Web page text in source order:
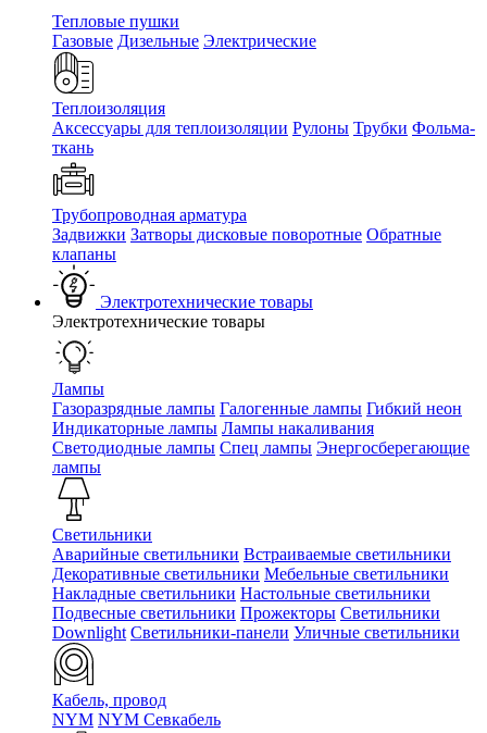
Тепловые пушки
Газовые Дизельные Электрические
Теплоизоляция
Аксессуары для теплоизоляции Рулоны Трубки Фольма-
ткань
Трубопроводная арматура
Задвижки Затворы дисковые поворотные Обратные
клапаны
Электротехнические товары
Электротехнические товары
Лампы
Газоразрядные лампы Галогенные лампы Гибкий неон
Индикаторные лампы Лампы накаливания
Светодиодные лампы Спец лампы Энергосберегающие
лампы
Светильники
Аварийные светильники Встраиваемые светильники
Декоративные светильники Мебельные светильники
Накладные светильники Настольные светильники
Подвесные светильники Прожекторы Светильники
Downlight Светильники-панели Уличные светильники
Кабель, провод
NYM NYM Севкабель